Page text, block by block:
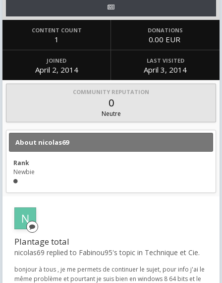
CONTENT COUNT
1
DONATIONS
0.00 EUR
JOINED
April 2, 2014
LAST VISITED
April 3, 2014
COMMUNITY REPUTATION
0
Neutre
About nicolas69
Rank
Newbie
Plantage total
nicolas69 replied to Fabinou95's topic in Technique et Cie.
bonjour à tous , je me permets de continuer le sujet, pour info j'ai le
même problème et pourtant je suis bien en windows 8 64 bits et le